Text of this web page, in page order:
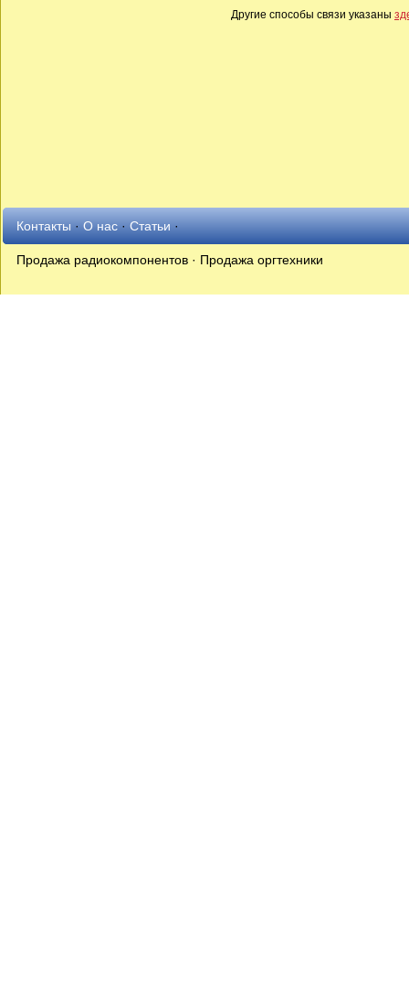
Другие способы связи указаны
Контакты·О нас·Статьи·
Продажа радиокомпонентов · Продажа оргтехники